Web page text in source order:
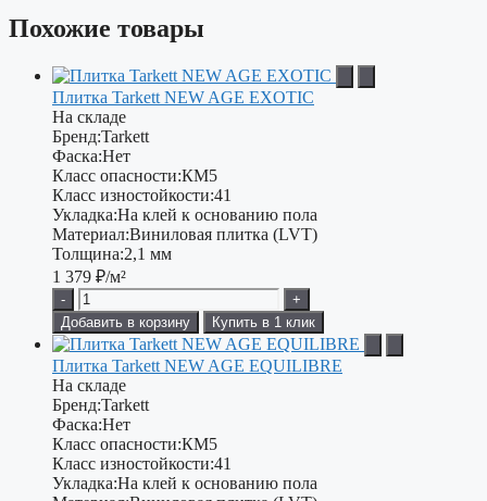
Похожие товары
Плитка Tarkett NEW AGE EXOTIC
На складе
Бренд:Tarkett
Фаска:Нет
Класс опасности:КМ5
Класс изностойкости:41
Укладка:На клей к основанию пола
Материал:Виниловая плитка (LVT)
Толщина:2,1 мм
1 379 ₽/м²
-
+
Добавить в корзину
Купить в 1 клик
Плитка Tarkett NEW AGE EQUILIBRE
На складе
Бренд:Tarkett
Фаска:Нет
Класс опасности:КМ5
Класс изностойкости:41
Укладка:На клей к основанию пола